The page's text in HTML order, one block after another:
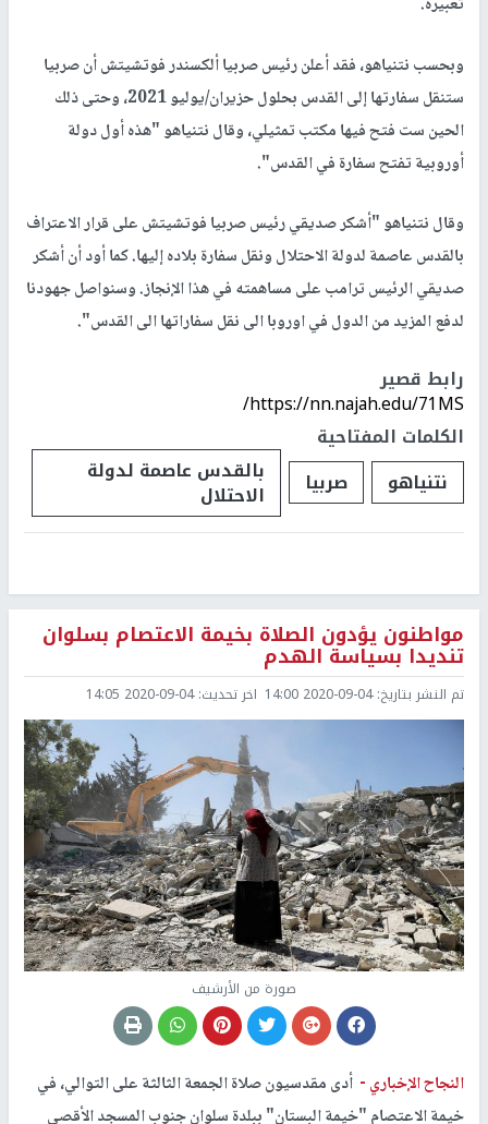
تعبيره.
وبحسب نتنياهو، فقد أعلن رئيس صربيا ألكسندر فوتشيتش أن صربيا
ستنقل سفارتها إلى القدس بحلول حزيران/يوليو 2021، وحتى ذلك
الحين ست فتح فيها مكتب تمثيلي، وقال نتنياهو "هذه أول دولة
أوروبية تفتح سفارة في القدس".
وقال نتنياهو "أشكر صديقي رئيس صربيا فوتشيتش على قرار الاعتراف
بالقدس عاصمة لدولة الاحتلال ونقل سفارة بلاده إليها. كما أود أن أشكر
صديقي الرئيس ترامب على مساهمته في هذا الإنجاز. وسنواصل جهودنا
لدفع المزيد من الدول في اوروبا الى نقل سفاراتها الى القدس".
رابط قصير
https://nn.najah.edu/71MS/
الكلمات المفتاحية
نتنياهو
صربيا بالقدس عاصمة لدولة
الاحتلال
مواطنون يؤدون الصلاة بخيمة الاعتصام بسلوان
تنديدا بسياسة الهدم
تم النشر بتاريخ:2020-09-04 14:00 اخر تحديث:2020-09-04 14:05
صورة من الأرشيف
النجاح الإخباري - أدى مقدسيون صلاة الجمعة الثالثة على التوالي، في
خيمة الاعتصام "خيمة البستان" ببلدة سلوان جنوب المسجد الأقصى